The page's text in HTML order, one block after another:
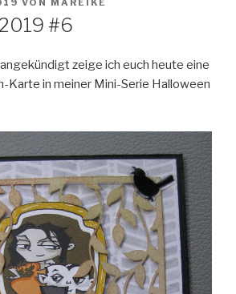
VON MAREIKE
#6
zeige ich euch heute eine
Karte in meiner Mini-Serie Halloween